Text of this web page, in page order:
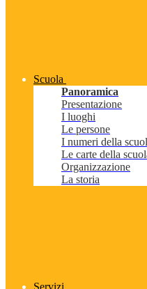
Scuola
Panoramica
Presentazione
I luoghi
Le persone
I numeri della
Le carte della
Organizzazione
La storia